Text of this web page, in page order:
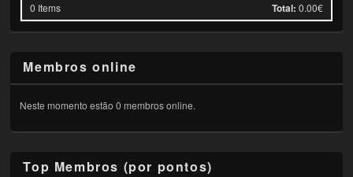
0 Items Total: 0.00€
Membros online
Neste momento estão 0 membros online.
Top Membros (por pontos)